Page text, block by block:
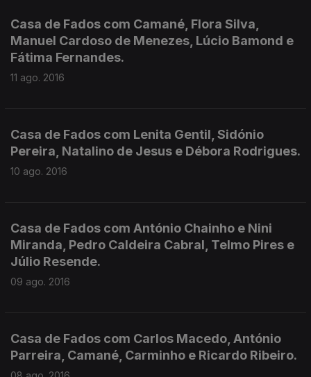
Casa de Fados com Camané, Flora Silva,
Manuel Cardoso de Menezes, Lúcio Bamond e
Fátima Fernandes.
11 ago. 2016
Casa de Fados com Lenita Gentil, Sidónio
Pereira, Natalino de Jesus e Débora Rodrigues.
10 ago. 2016
Casa de Fados com António Chainho e Nini
Miranda, Pedro Caldeira Cabral, Telmo Pires e
Júlio Resende.
09 ago. 2016
Casa de Fados com Carlos Macedo, António
Parreira, Camané, Carminho e Ricardo Ribeiro.